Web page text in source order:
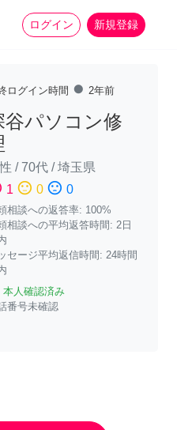
ログイン 新規登録
家事 more_horiz
ログイン時間 fiber_manual_record 2年前
谷パソコン修
/70代 /埼玉県
1 sentiment_neutral 0 sentiment_dissatisfied 0
相談への返答率: 100%
相談への平均返答時間: 2日
セージ平均返信時間: 24時間
本人確認済み
番号未確認